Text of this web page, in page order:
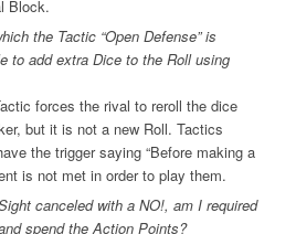
Block.
the Tactic “Open Defense” is
to add extra Dice to the Roll using
forces the rival to reroll the dice
but it is not a new Roll. Tactics
the trigger saying “Before making a
is not met in order to play them.
canceled with a NO!, am I required
spend the Action Points?